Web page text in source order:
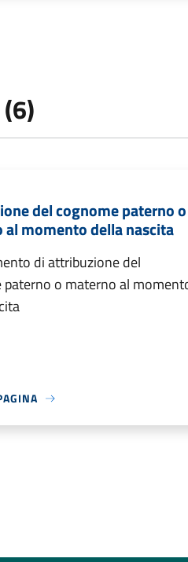
del cognome paterno o
al momento della nascita
di attribuzione del
paterno o materno al